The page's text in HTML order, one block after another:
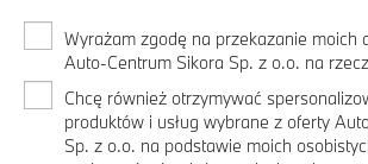
Wyrażam zgodę na przekazanie moich
Auto-Centrum Sikora Sp. z o.o. na
Chcę również otrzymywać
produktów i usług wybrane z oferty
Sp. z o.o. na podstawie moich